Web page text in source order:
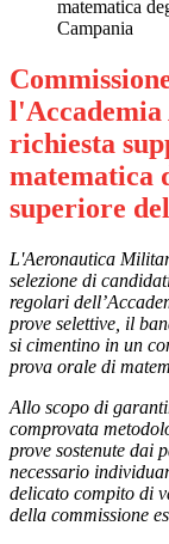
matematica
Campania
l'Accademia
richiesta
matematica
superiore
L'Aeronautica
selezione di
regolari
prove selettive, il
si cimentino in un
prova orale di
Allo scopo di
comprovata
prove sostenute dai
necessario
delicato compito di
della commissione